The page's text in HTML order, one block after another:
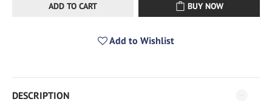
ADD TO CART BUY NOW
Add to Wishlist
DESCRIPTION